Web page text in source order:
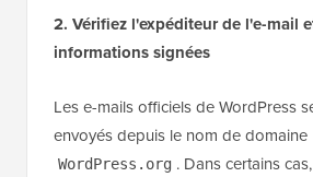
2. Vérifiez l'expéditeur de l'e-mail
informations signées
Les e-mails officiels de WordPress
envoyés depuis le nom de domaine
WordPress.org . Dans certains